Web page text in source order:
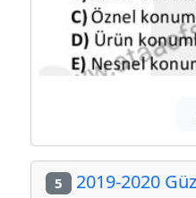
5 2019-2020